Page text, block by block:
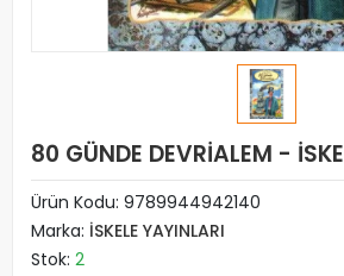
80 GÜNDE DEVRİALEM -
Ürün Kodu: 9789944942140
Marka: İSKELE YAYINLARI
Stok: 2